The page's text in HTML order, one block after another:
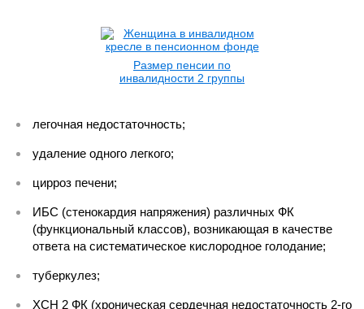
Размер пенсии по
инвалидности 2 группы
легочная недостаточность;
удаление одного легкого;
цирроз печени;
ИБС (стенокардия напряжения) различных ФК
(функциональный классов), возникающая в качестве
ответа на систематическое кислородное голодание;
туберкулез;
ХСН 2 ФК (хроническая сердечная недостаточность 2-го